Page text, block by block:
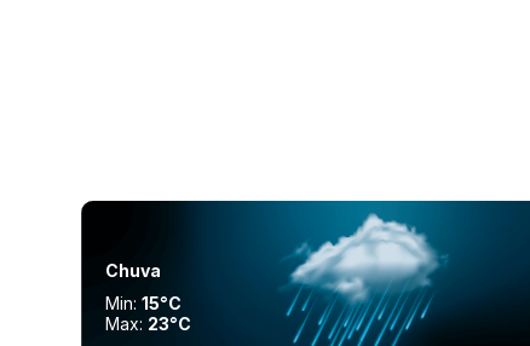
Chuva
Min: 15°C
Max: 23°C